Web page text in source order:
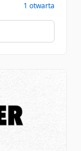
1 otwarta